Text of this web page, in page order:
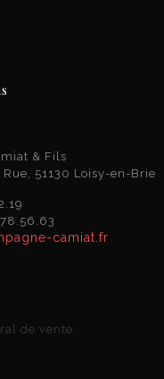
& Fils
51130 Loisy-en-Brie
camiat.fr
de vente